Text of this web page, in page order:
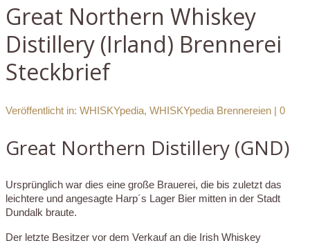
Great Northern Whiskey
Distillery (Irland) Brennerei
Steckbrief
Veröffentlicht in: WHISKYpedia, WHISKYpedia Brennereien | 0
Great Northern Distillery (GND)
Ursprünglich war dies eine große Brauerei, die bis zuletzt das
leichtere und angesagte Harp´s Lager Bier mitten in der Stadt
Dundalk braute.
Der letzte Besitzer vor dem Verkauf an die Irish Whiskey